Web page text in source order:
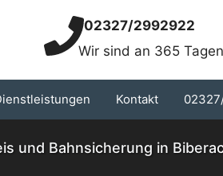
02327/2992922
Wir sind an 365
Kontakt
und Bahnsicherung in